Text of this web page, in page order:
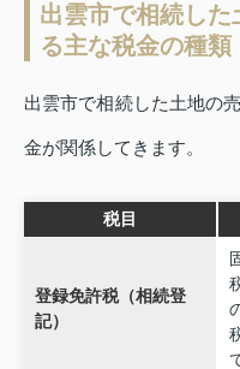
出雲市で相続し
る主な税金の種類
出雲市で相続した土地の
金が関係してきます。
税目
登録免許税（相続登
記）